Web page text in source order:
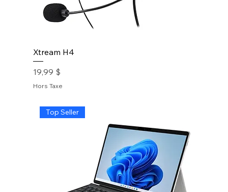
Xtream H4
Prix
19,99 $
Hors Taxe
Top Seller